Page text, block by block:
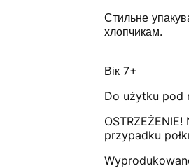
Стильне
хлопчикам.
Вік 7+
Do użytku pod
przypadku